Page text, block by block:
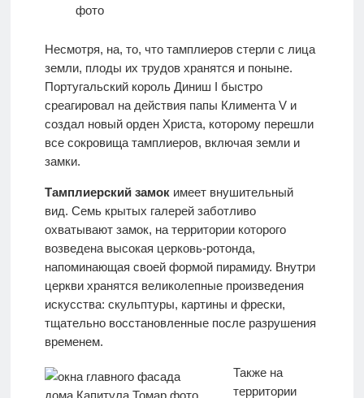
Несмотря, на, то, что тамплиеров стерли с лица
земли, плоды их трудов хранятся и поныне.
Португальский король Диниш I быстро
среагировал на действия папы Климента V и
создал новый орден Христа, которому перешли
все сокровища тамплиеров, включая земли и
замки.
Тамплиерский замокимеет внушительный
вид. Семь крытых галерей заботливо
охватывают замок, на территории которого
возведена высокая церковь-ротонда,
напоминающая своей формой пирамиду. Внутри
церкви хранятся великолепные произведения
искусства: скульптуры, картины и фрески,
тщательно восстановленные после разрушения
временем.
Также на
территории